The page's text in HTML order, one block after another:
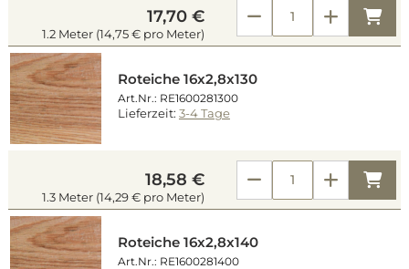
17,70 €
1.2 Meter (14,75 € pro Meter)
Roteiche 16x2,8x130
Art.Nr.: RE1600281300
Lieferzeit: 3-4 Tage
18,58 €
1.3 Meter (14,29 € pro Meter)
Roteiche 16x2,8x140
Art.Nr.: RE1600281400